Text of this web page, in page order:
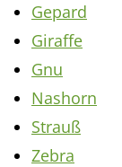
Gepard
Giraffe
Gnu
Nashorn
Strauß
Zebra